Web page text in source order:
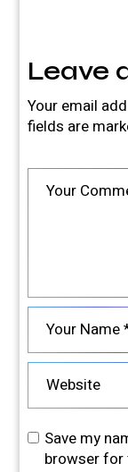
Leave
Your email
fields are
Save my
browser for